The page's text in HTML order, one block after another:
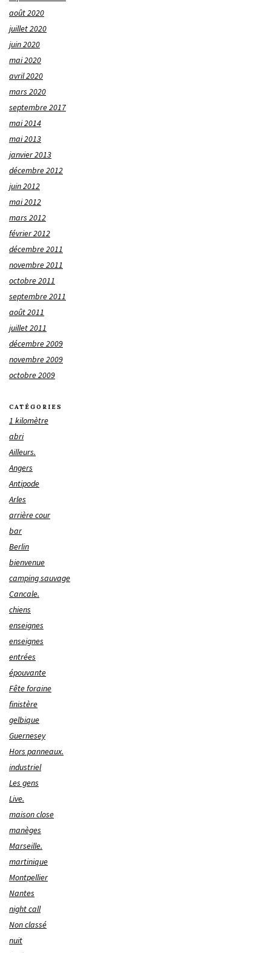
août 2020
juillet 2020
juin 2020
mai 2020
avril 2020
mars 2020
septembre 2017
mai 2014
mai 2013
janvier 2013
décembre 2012
juin 2012
mai 2012
mars 2012
février 2012
décembre 2011
novembre 2011
octobre 2011
septembre 2011
août 2011
juillet 2011
décembre 2009
novembre 2009
octobre 2009
CATÉGORIES
1 kilomètre
abri
Ailleurs.
Angers
Antipode
Arles
arrière cour
bar
Berlin
bienvenue
camping sauvage
Cancale.
chiens
enseignes
enseignes
entrées
épouvante
Fête foraine
finistère
gelbique
Guernesey
Hors panneaux.
industriel
Les gens
Live.
maison close
manèges
Marseille.
martinique
Montpellier
Nantes
night call
Non classé
nuit